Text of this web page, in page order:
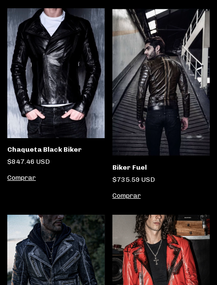
Chaqueta Black Biker
$847.46 USD
Comprar
Biker Fuel
$735.59 USD
Comprar